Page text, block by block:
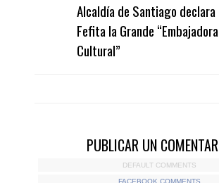
Alcaldía de Santiago declara
Fefita la Grande “Embajadora
Cultural”
PUBLICAR UN
DEFAULT COMMENTS
FACEBOOK COMMENTS